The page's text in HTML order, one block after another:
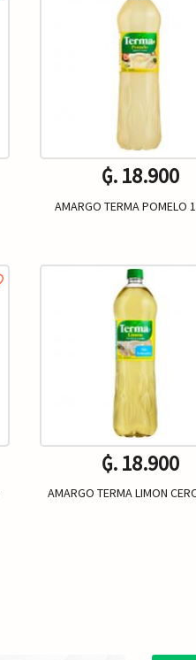
₲. 18.900
AMARGO TERMA POMELO
₲. 18.900
AMARGO TERMA LIMON